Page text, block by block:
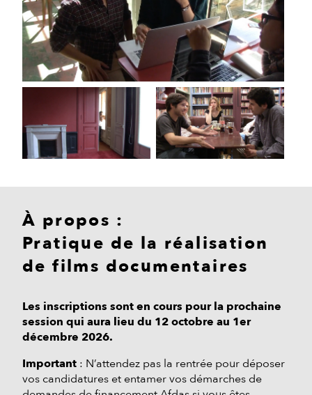
À propos :
Pratique de la réalisation
de films documentaires
Les inscriptions sont en cours pour la prochaine
session qui aura lieu du 12 octobre au 1er
décembre 2026.
Important : N’attendez pas la rentrée pour déposer
vos candidatures et entamer vos démarches de